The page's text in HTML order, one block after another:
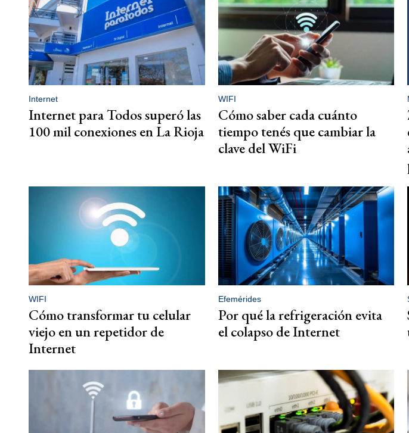
Internet
Internet para Todos superó las
100 mil conexiones en La Rioja
WIFI
Cómo saber cada cuánto
tiempo tenés que cambiar la
clave del WiFi
WIFI
Cómo transformar tu celular
viejo en un repetidor de
Internet
Efemérides
Por qué la refrigeración evita
el colapso de Internet